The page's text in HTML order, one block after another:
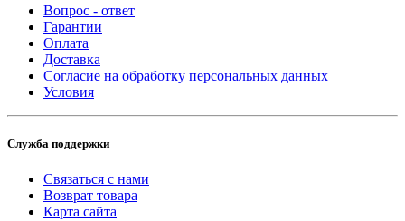
Вопрос - ответ
Гарантии
Оплата
Доставка
Согласие на обработку персональных данных
Условия
Служба поддержки
Связаться с нами
Возврат товара
Карта сайта